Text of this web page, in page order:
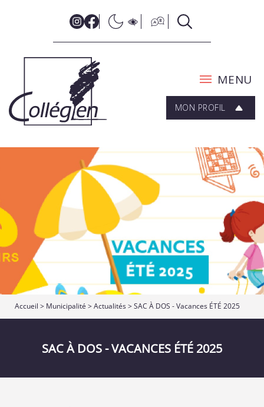
MENU
MON PROFIL
Accueil > Municipalité >Actualités> SAC À DOS - Vacances ÉTÉ 2025
SAC À DOS - VACANCES ÉTÉ 2025